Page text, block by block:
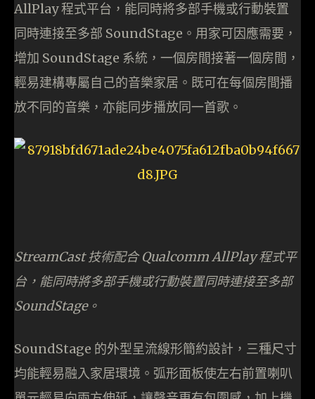
AllPlay 程式平台，能同時將多部手機或行動裝置
同時連接至多部 SoundStage。用家可因應需要，
增加 SoundStage 系統，一個房間接著一個房間，
輕易建構專屬自己的音樂家居。既可在每個房間播
放不同的音樂，亦能同步播放同一首歌。
StreamCast 技術配合 Qualcomm AllPlay 程式平
台，能同時將多部手機或行動裝置同時連接至多部
SoundStage。
SoundStage 的外型呈流線形簡約設計，三種尺寸
均能輕易融入家居環境。弧形面板使左右前置喇叭